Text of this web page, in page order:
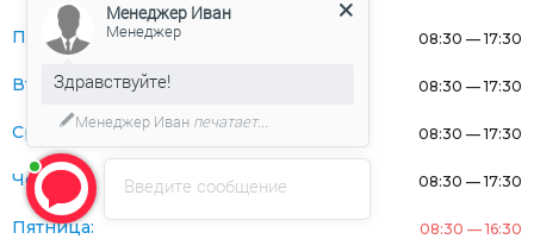
Понедельник: 08:30 — 17:30
Вторник: 08:30 — 17:30
Среда: 08:30 — 17:30
Четверг: 08:30 — 17:30
Пятница: 08:30 — 16:30
Введите сообщение
Менеджер Иван
Менеджер
Здравствуйте!
Менеджер Иван печатает...